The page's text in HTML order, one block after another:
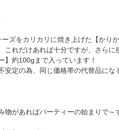
ズをカリカリに焼き上げた【かりか
これだけあれば十分ですが、さら
】約100gまで入っています！
定の為、同じ価格帯の代替品にな
物があればパーティーの始まりで～